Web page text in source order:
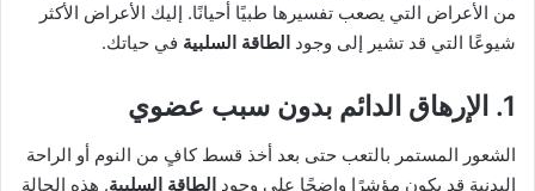
من الأعراض التي يصعب تفسيرها طبيًا أحيانًا. إليك الأعراض الأكثر
شيوعًا التي قد تشير إلى وجود الطاقة السلبية في حياتك.
1. الإرهاق الدائم بدون سبب عضوي
الشعور المستمر بالتعب حتى بعد أخذ قسط كافٍ من النوم أو الراحة
البدنية قد يكون مؤشرًا واضحًا على وجود الطاقة السلبية. هذه الحالة